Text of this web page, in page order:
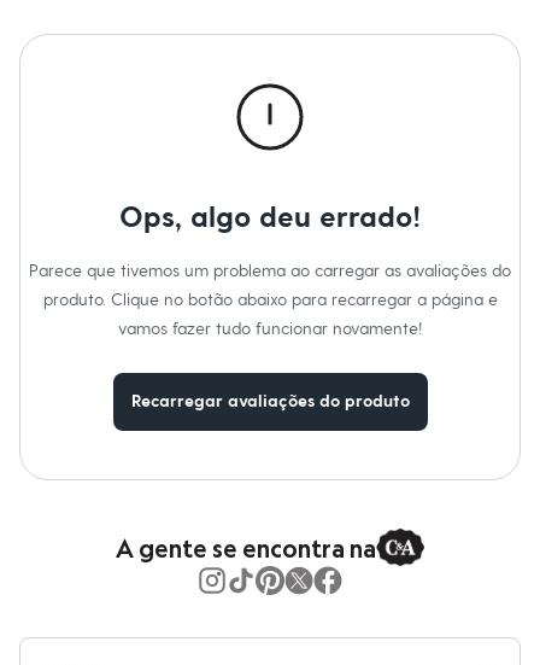
Blusas e Camisetas
Inverno
Novidades
Roupas
Camisetas e Regatas
Casacos e Jaquetas
Polos
Acessórios
Calçados
Informacoes gerais:
Ops, algo deu errado!
Parece que tivemos um problema ao carregar as avaliações do
produto. Clique no botão abaixo para recarregar a página e
vamos fazer tudo funcionar novamente!
Recarregar avaliações do produto
A gente se encontra na